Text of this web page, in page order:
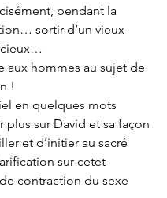
pendant la
sortir d’un vieux
aux hommes au sujet de
!
en quelques mots
plus sur David et sa façon
et d’initier au sacré
sur cetet
contraction du sexe